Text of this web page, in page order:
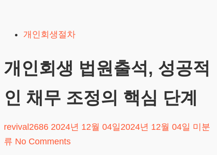
content
개인회생절차
개인회생 법원출석, 성공적
인 채무 조정의 핵심 단계
revival2686 2024년 12월 04일 2024년 12월 04일 미분
류 No Comments